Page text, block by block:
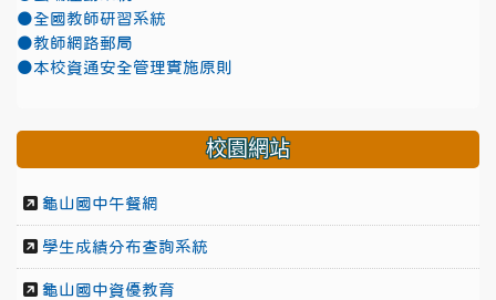
●全國教師研習系統
●教師網路郵局
●本校資通安全管理實施原則
校園網站
龜山國中午餐網
學生成績分布查詢系統
龜山國中資優教育